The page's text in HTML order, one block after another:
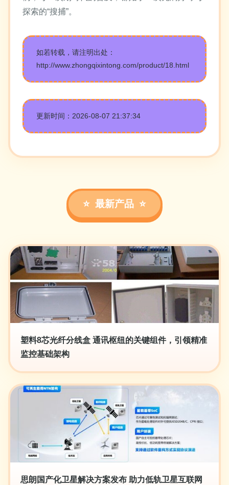
探索的“搜捕”。
如若转载，请注明出处：
http://www.zhongqixintong.com/product/18.html
更新时间：2026-08-07 21:37:34
最新产品
塑料8芯光纤分线盒 通讯枢纽的关键组件，引领精准
监控基础架构
思朗国产化卫星解决方案发布 助力低轨卫星互联网